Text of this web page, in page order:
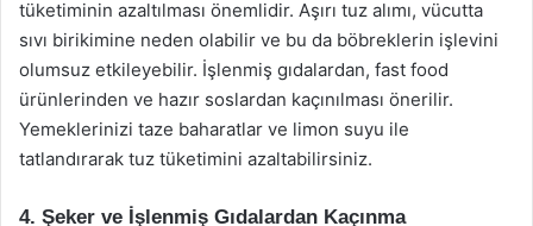
tüketiminin azaltılması önemlidir. Aşırı tuz alımı, vücutta
sıvı birikimine neden olabilir ve bu da böbreklerin işlevini
olumsuz etkileyebilir. İşlenmiş gıdalardan, fast food
ürünlerinden ve hazır soslardan kaçınılması önerilir.
Yemeklerinizi taze baharatlar ve limon suyu ile
tatlandırarak tuz tüketimini azaltabilirsiniz.
4. Şeker ve İşlenmiş Gıdalardan Kaçınma